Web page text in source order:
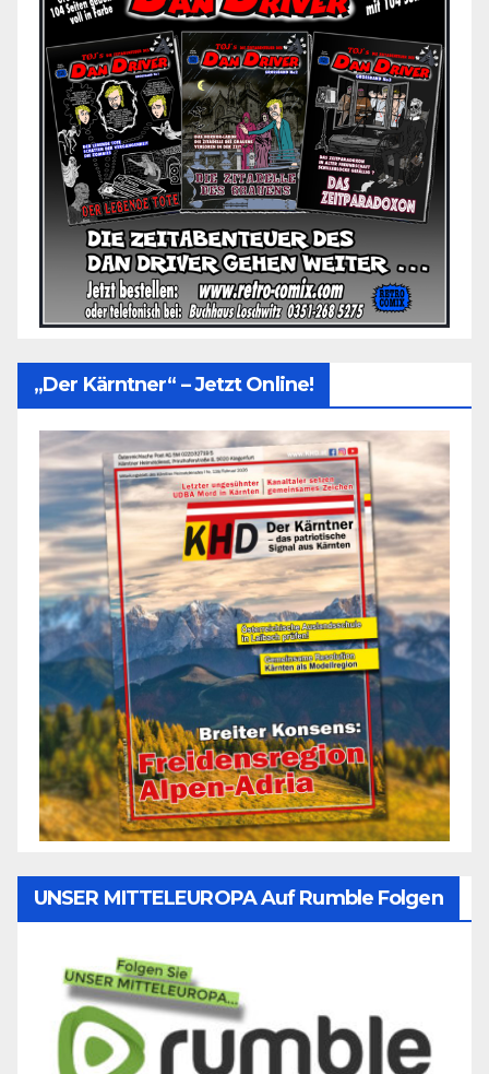
„Der Kärntner“ – Jetzt Online!
UNSER MITTELEUROPA Auf Rumble Folgen